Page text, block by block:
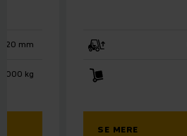
SE MERE
120 mm
2000 kg